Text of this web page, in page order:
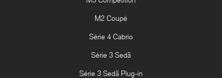
M2 Coupé
Série 4 Cabrio
Série 3 Sedã
Série 3 Sedã Plug-in